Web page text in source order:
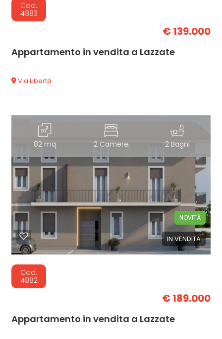
Cod.
4883
€ 139.000
Appartamento in vendita a Lazzate
Via Libertà
82 mq 2 Camere 2 Bagni
IN VENDITA
NOVITÀ
Cod.
4882
€ 189.000
Appartamento in vendita a Lazzate